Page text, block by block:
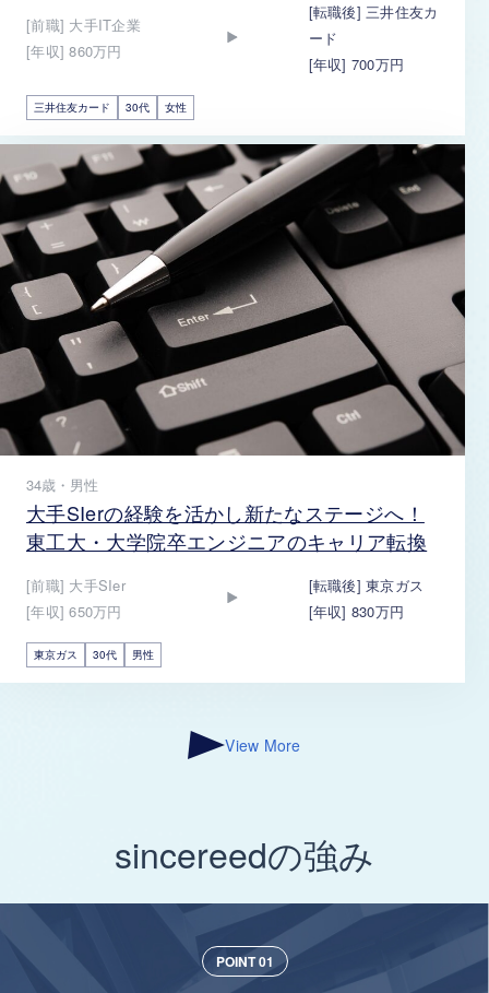
[前職] 大手IT企業
[年収] 860万円
[転職後] 三井住友カ
ード
[年収] 700万円
三井住友カード 30代 女性
34歳・男性
大手SIerの経験を活かし新たなステージへ！
東工大・大学院卒エンジニアのキャリア転換
[前職] 大手SIer
[年収] 650万円
[転職後] 東京ガス
[年収] 830万円
東京ガス 30代 男性
View More
sincereedの強み
POINT 01